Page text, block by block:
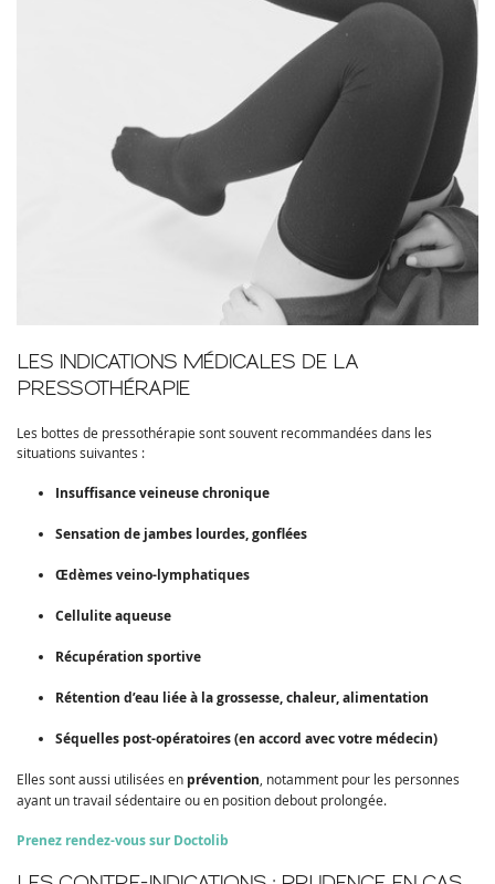
LES INDICATIONS MÉDICALES DE LA
PRESSOTHÉRAPIE
Les bottes de pressothérapie sont souvent recommandées dans les
situations suivantes :
Insuffisance veineuse chronique
Sensation de jambes lourdes, gonflées
Œdèmes veino-lymphatiques
Cellulite aqueuse
Récupération sportive
Rétention d’eau liée à la grossesse, chaleur, alimentation
Séquelles post-opératoires (en accord avec votre médecin)
Elles sont aussi utilisées en prévention , notamment pour les personnes
ayant un travail sédentaire ou en position debout prolongée.
Prenez rendez-vous sur Doctolib